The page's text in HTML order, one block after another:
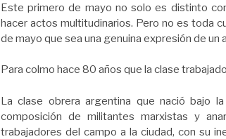
Este primero de mayo no solo es distinto
hacer actos multitudinarios. Pero no es toda
de mayo que sea una genuina expresión de un
Para colmo hace 80 años que la clase
La clase obrera argentina que nació bajo
composición de militantes marxistas y
trabajadores del campo a la ciudad, con su